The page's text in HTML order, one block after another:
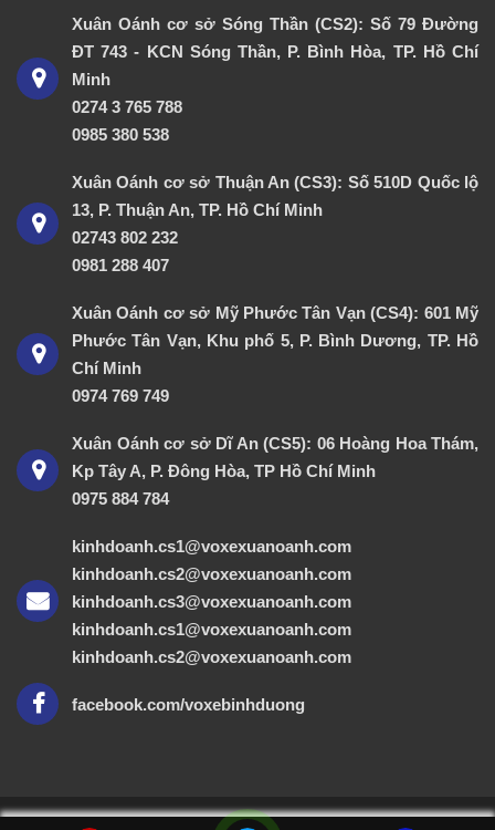
Xuân Oánh cơ sở Sóng Thần (CS2): Số 79 Đường
ĐT 743 - KCN Sóng Thần, P. Bình Hòa, TP. Hồ Chí
Minh
0274 3 765 788
0985 380 538
Xuân Oánh cơ sở Thuận An (CS3): Số 510D Quốc lộ
13, P. Thuận An, TP. Hồ Chí Minh
02743 802 232
0981 288 407
Xuân Oánh cơ sở Mỹ Phước Tân Vạn (CS4): 601 Mỹ
Phước Tân Vạn, Khu phố 5, P. Bình Dương, TP. Hồ
Chí Minh
0974 769 749
Xuân Oánh cơ sở Dĩ An (CS5): 06 Hoàng Hoa Thám,
Kp Tây A, P. Đông Hòa, TP Hồ Chí Minh
0975 884 784
kinhdoanh.cs1@voxexuanoanh.com
kinhdoanh.cs2@voxexuanoanh.com
kinhdoanh.cs3@voxexuanoanh.com
kinhdoanh.cs1@voxexuanoanh.com
kinhdoanh.cs2@voxexuanoanh.com
facebook.com/voxebinhduong